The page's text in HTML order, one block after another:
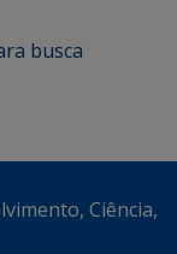
busca
Ciência,